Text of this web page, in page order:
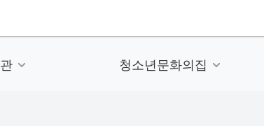
청소년문화의집